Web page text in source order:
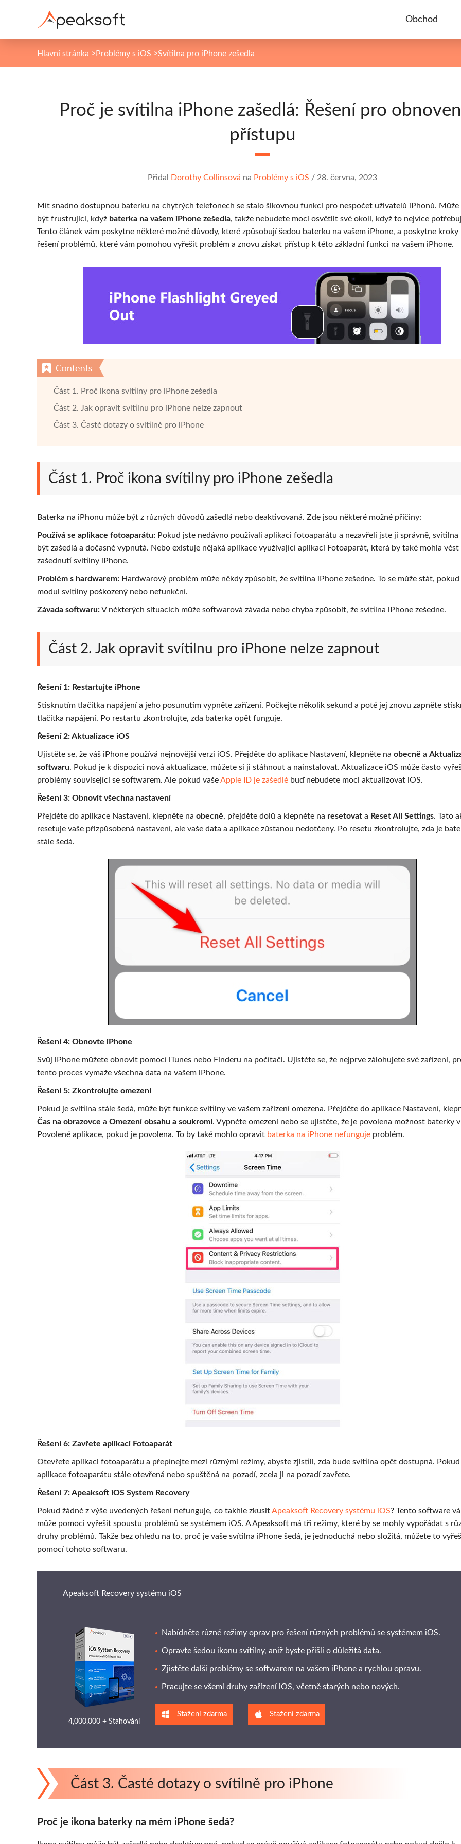
Obchod
Hlavní stránka >Problémy s iOS >Svítilna pro iPhone zešedla
Proč je svítilna iPhone zašedlá: Řešení pro
přístupu
Přidal Dorothy Collinsová na Problémy s iOS / 28. června, 2023
Mít snadno dostupnou baterku na chytrých telefonech se stalo šikovnou funkcí pro nespočet uživatelů iPhonů. Může
být frustrující, když baterka na vašem iPhone zešedla, takže nebudete moci osvětlit své okolí, když to nejvíce
Tento článek vám poskytne některé možné důvody, které způsobují šedou baterku na vašem iPhone, a poskytne kroky
řešení problémů, které vám pomohou vyřešit problém a znovu získat přístup k této základní funkci na vašem iPhone.
Část 1. Proč ikona svítilny pro iPhone zešedla
Část 2. Jak opravit svítilnu pro iPhone nelze zapnout
Část 3. Časté dotazy o svítilně pro iPhone
Část 1. Proč ikona svítilny pro iPhone zešedla
Baterka na iPhonu může být z různých důvodů zašedlá nebo deaktivovaná. Zde jsou některé možné příčiny:
Používá se aplikace fotoaparátu: Pokud jste nedávno používali aplikaci fotoaparátu a nezavřeli jste ji správně, svítilna
být zašedlá a dočasně vypnutá. Nebo existuje nějaká aplikace využívající aplikaci Fotoaparát, která by také mohla vést
zašednutí svítilny iPhone.
Problém s hardwarem: Hardwarový problém může někdy způsobit, že svítilna iPhone zešedne. To se může stát, pokud
modul svítilny poškozený nebo nefunkční.
Závada softwaru:V některých situacích může softwarová závada nebo chyba způsobit, že svítilna iPhone zešedne.
Část 2. Jak opravit svítilnu pro iPhone nelze zapnout
Řešení 1: Restartujte iPhone
Stisknutím tlačítka napájení a jeho posunutím vypněte zařízení. Počkejte několik sekund a poté jej znovu zapněte
tlačítka napájení. Po restartu zkontrolujte, zda baterka opět funguje.
Řešení 2: Aktualizace iOS
Ujistěte se, že váš iPhone používá nejnovější verzi iOS. Přejděte do aplikace Nastavení, klepněte na obecně a
softwaru. Pokud je k dispozici nová aktualizace, můžete si ji stáhnout a nainstalovat. Aktualizace iOS může často
problémy související se softwarem. Ale pokud vašeApple ID je zašedlé buď nebudete moci aktualizovat iOS.
Řešení 3: Obnovit všechna nastavení
Přejděte do aplikace Nastavení, klepněte na obecně, přejděte dolů a klepněte na resetovat a Reset All Settings. Tato
resetuje vaše přizpůsobená nastavení, ale vaše data a aplikace zůstanou nedotčeny. Po resetu zkontrolujte, zda je
stále šedá.
Řešení 4: Obnovte iPhone
Svůj iPhone můžete obnovit pomocí iTunes nebo Finderu na počítači. Ujistěte se, že nejprve zálohujete své zařízení,
tento proces vymaže všechna data na vašem iPhone.
Řešení 5: Zkontrolujte omezení
Pokud je svítilna stále šedá, může být funkce svítilny ve vašem zařízení omezena. Přejděte do aplikace Nastavení,
Čas na obrazovce a Omezení obsahu a soukromí. Vypněte omezení nebo se ujistěte, že je povolena možnost baterky
Povolené aplikace, pokud je povolena. To by také mohlo opravit baterka na iPhone nefunguje problém.
Řešení 6: Zavřete aplikaci Fotoaparát
Otevřete aplikaci fotoaparátu a přepínejte mezi různými režimy, abyste zjistili, zda bude svítilna opět dostupná. Pokud
aplikace fotoaparátu stále otevřená nebo spuštěná na pozadí, zcela ji na pozadí zavřete.
Řešení 7: Apeaksoft iOS System Recovery
Pokud žádné z výše uvedených řešení nefunguje, co takhle zkusitApeaksoft Recovery systému iOS? Tento software
může pomoci vyřešit spoustu problémů se systémem iOS. A Apeaksoft má tři režimy, které by se mohly vypořádat s
druhy problémů. Takže bez ohledu na to, proč je vaše svítilna iPhone šedá, je jednoduchá nebo složitá, můžete to
pomocí tohoto softwaru.
Apeaksoft Recovery systému iOS
4,000,000 + Stahování
Nabídněte různé režimy oprav pro řešení různých problémů se systémem iOS.
Opravte šedou ikonu svítilny, aniž byste přišli o důležitá data.
Zjistěte další problémy se softwarem na vašem iPhone a rychlou opravu.
Pracujte se všemi druhy zařízení iOS, včetně starých nebo nových.
Stažení zdarma Stažení zdarma
Část 3. Časté dotazy o svítilně pro iPhone
Proč je ikona baterky na mém iPhone šedá?